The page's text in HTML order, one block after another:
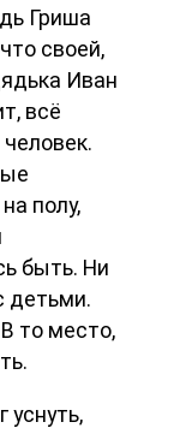
Гриша
своей,
Иван
всё
полу,
быть. Ни
детьми.
то место,
уснуть,